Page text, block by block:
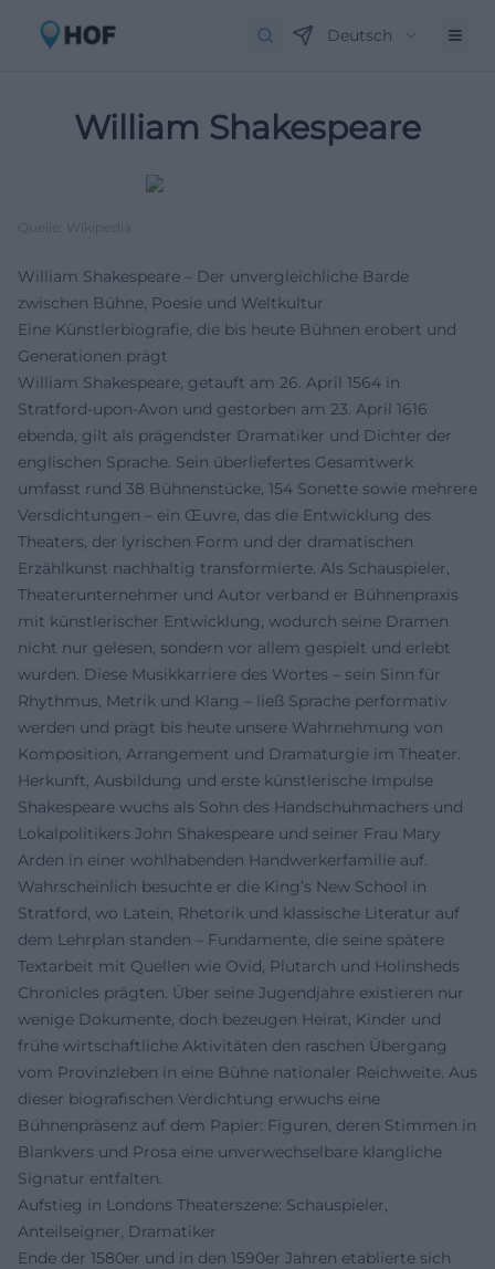
Deutsch
William Shakespeare
Quelle: Wikipedia
William Shakespeare – Der unvergleichliche Barde
zwischen Bühne, Poesie und Weltkultur
Eine Künstlerbiografie, die bis heute Bühnen erobert und
Generationen prägt
William Shakespeare, getauft am 26. April 1564 in
Stratford-upon-Avon und gestorben am 23. April 1616
ebenda, gilt als prägendster Dramatiker und Dichter der
englischen Sprache. Sein überliefertes Gesamtwerk
umfasst rund 38 Bühnenstücke, 154 Sonette sowie mehrere
Versdichtungen – ein Œuvre, das die Entwicklung des
Theaters, der lyrischen Form und der dramatischen
Erzählkunst nachhaltig transformierte. Als Schauspieler,
Theaterunternehmer und Autor verband er Bühnenpraxis
mit künstlerischer Entwicklung, wodurch seine Dramen
nicht nur gelesen, sondern vor allem gespielt und erlebt
wurden. Diese Musikkarriere des Wortes – sein Sinn für
Rhythmus, Metrik und Klang – ließ Sprache performativ
werden und prägt bis heute unsere Wahrnehmung von
Komposition, Arrangement und Dramaturgie im Theater.
Herkunft, Ausbildung und erste künstlerische Impulse
Shakespeare wuchs als Sohn des Handschuhmachers und
Lokalpolitikers John Shakespeare und seiner Frau Mary
Arden in einer wohlhabenden Handwerkerfamilie auf.
Wahrscheinlich besuchte er die King’s New School in
Stratford, wo Latein, Rhetorik und klassische Literatur auf
dem Lehrplan standen – Fundamente, die seine spätere
Textarbeit mit Quellen wie Ovid, Plutarch und Holinsheds
Chronicles prägten. Über seine Jugendjahre existieren nur
wenige Dokumente, doch bezeugen Heirat, Kinder und
frühe wirtschaftliche Aktivitäten den raschen Übergang
vom Provinzleben in eine Bühne nationaler Reichweite. Aus
dieser biografischen Verdichtung erwuchs eine
Bühnenpräsenz auf dem Papier: Figuren, deren Stimmen in
Blankvers und Prosa eine unverwechselbare klangliche
Signatur entfalten.
Aufstieg in Londons Theaterszene: Schauspieler,
Anteilseigner, Dramatiker
Ende der 1580er und in den 1590er Jahren etablierte sich